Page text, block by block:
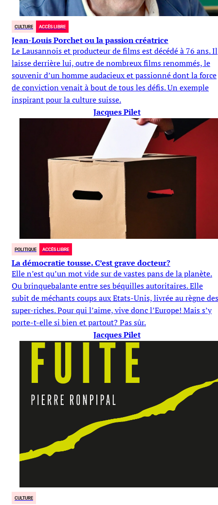
CULTURE ACCÈS LIBRE
Jean-Louis Porchet ou la passion créatrice
Le Lausannois et producteur de films est décédé à 76 ans. Il
laisse derrière lui, outre de nombreux films renommés, le
souvenir d’un homme audacieux et passionné dont la force
de conviction venait à bout de tous les défis. Un exemple
inspirant pour la culture suisse.
Jacques Pilet
POLITIQUE ACCÈS LIBRE
La démocratie tousse. C’est grave docteur?
Elle n’est qu’un mot vide sur de vastes pans de la planète.
Ou brinquebalante entre ses béquilles autoritaires. Elle
subit de méchants coups aux Etats-Unis, livrée au règne des
super-riches. Pour qui l’aime, vive donc l’Europe! Mais s’y
porte-t-elle si bien et partout? Pas sûr.
Jacques Pilet
CULTURE